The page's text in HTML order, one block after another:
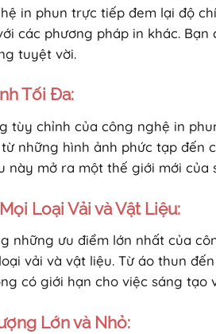
in phun trực tiếp đem lại độ
các phương pháp in khác.
tuyệt vời.
Tối Đa:
tùy chỉnh của công nghệ in
những hình ảnh phức tạp đến
này mở ra một thế giới mới của
Loại Vải và Vật Liệu:
những ưu điểm lớn nhất của
vải và vật liệu. Từ áo thun
có giới hạn cho việc sáng tạo
Lớn và Nhỏ: